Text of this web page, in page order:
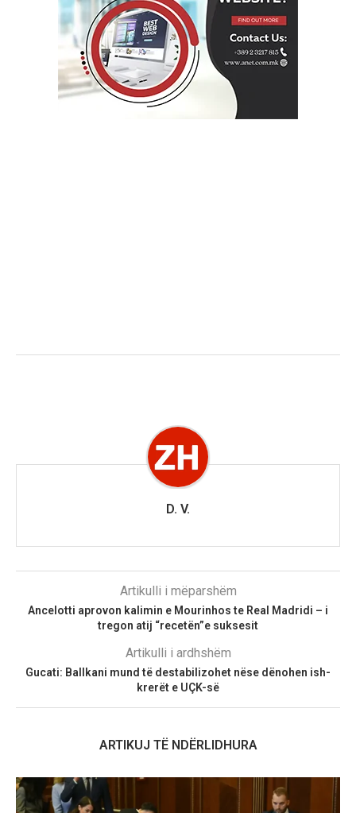
D. V.
Artikulli i mëparshëm
Ancelotti aprovon kalimin e Mourinhos te Real Madridi – i
tregon atij “recetën”e suksesit
Artikulli i ardhshëm
Gucati: Ballkani mund të destabilizohet nëse dënohen ish-
krerët e UÇK-së
ARTIKUJ TË NDËRLIDHURA